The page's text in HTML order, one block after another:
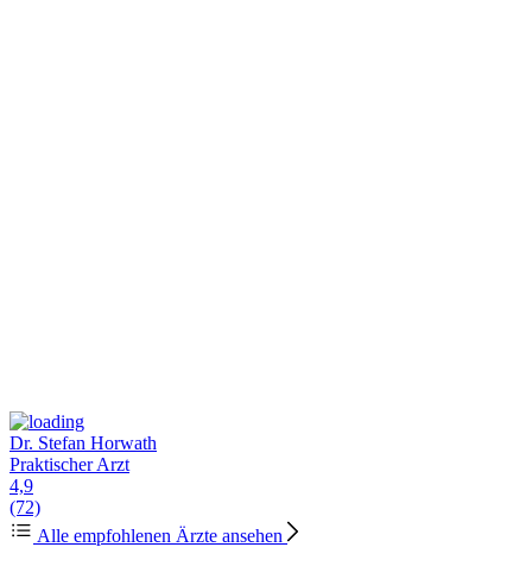
Dr. Stefan Horwath
Praktischer Arzt
4,9
(72)
Alle empfohlenen Ärzte ansehen